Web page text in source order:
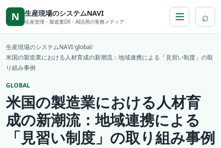
本文へ移動
N 生産現場のシステムNAVI
生産管理・製造業DX・AI活用の実務メディア ⌕
生産現場のシステムNAVI/global/
米国の製造業における人材育成の新潮流：地域連携による「見習い制度」の取
り組み事例
GLOBAL
米国の製造業における人材育
成の新潮流：地域連携による
「見習い制度」の取り組み事例